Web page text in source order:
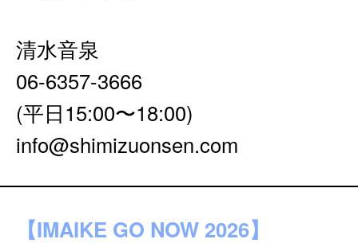
清⽔⾳泉
06-6357-3666
(平⽇15:00〜18:00)
info@shimizuonsen.com
【IMAIKE GO NOW 2026】